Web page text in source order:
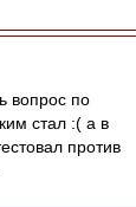
вопрос по
стал :( а в
против